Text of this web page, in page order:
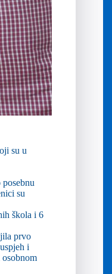
su u
su
škola i 6
prvo
i